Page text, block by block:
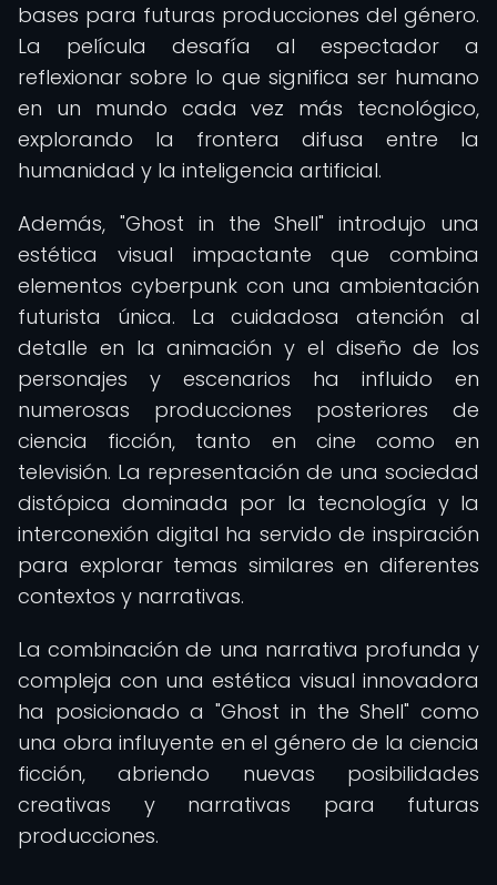
bases para futuras producciones del género.
La película desafía al espectador a
reflexionar sobre lo que significa ser humano
en un mundo cada vez más tecnológico,
explorando la frontera difusa entre la
humanidad y la inteligencia artificial.
Además, "Ghost in the Shell" introdujo una
estética visual impactante que combina
elementos cyberpunk con una ambientación
futurista única. La cuidadosa atención al
detalle en la animación y el diseño de los
personajes y escenarios ha influido en
numerosas producciones posteriores de
ciencia ficción, tanto en cine como en
televisión. La representación de una sociedad
distópica dominada por la tecnología y la
interconexión digital ha servido de inspiración
para explorar temas similares en diferentes
contextos y narrativas.
La combinación de una narrativa profunda y
compleja con una estética visual innovadora
ha posicionado a "Ghost in the Shell" como
una obra influyente en el género de la ciencia
ficción, abriendo nuevas posibilidades
creativas y narrativas para futuras
producciones.